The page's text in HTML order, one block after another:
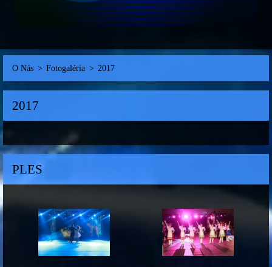
O Nás > Fotogaléria > 2017
2017
PLES